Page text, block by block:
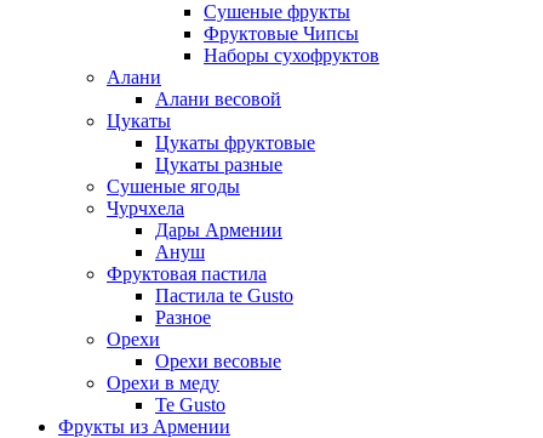
Сушеные фрукты
Фруктовые Чипсы
Наборы сухофруктов
Алани
Алани весовой
Цукаты
Цукаты фруктовые
Цукаты разные
Сушеные ягоды
Чурчхела
Дары Армении
Ануш
Фруктовая пастила
Пастила te Gusto
Разное
Орехи
Орехи весовые
Орехи в меду
Te Gusto
Фрукты из Армении